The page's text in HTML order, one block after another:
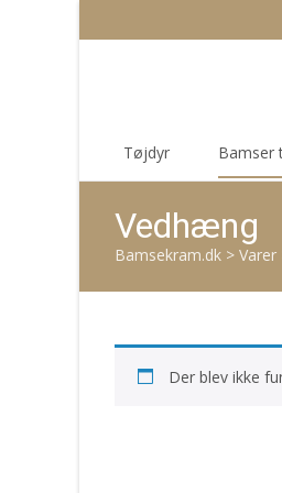
Tøjdyr Bamser
Vedhæng
Bamsekram.dk > Varer
Der blev ikke